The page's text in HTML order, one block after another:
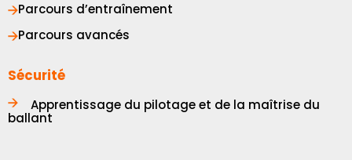
Parcours d’entraînement
Parcours avancés
Sécurité
Apprentissage du pilotage et de la maîtrise du
ballant